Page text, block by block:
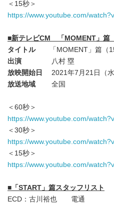
＜15秒＞
https://www.youtube.com/
■新テレビCM 「MOMENT 」
タイトル「MOMENT」篇（15
出演 八村 塁
放映開始日
2021年7月21日（水
放送地域 全国
＜60秒＞
https://www.youtube.com/
＜30秒＞
https://www.youtube.com/
＜15秒＞
https://www.youtube.com/
■ 「START 」篇スタッフリスト
ECD：古川裕也 電通